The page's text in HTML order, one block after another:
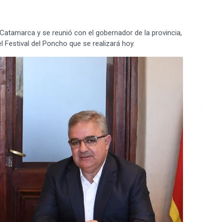
y se reunió con el gobernador de la provincia,
del Poncho que se realizará hoy.